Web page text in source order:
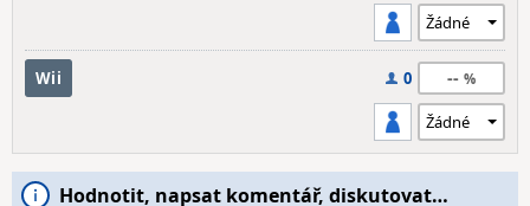
Wii 0 --
Hodnotit, napsat komentář, diskutovat…